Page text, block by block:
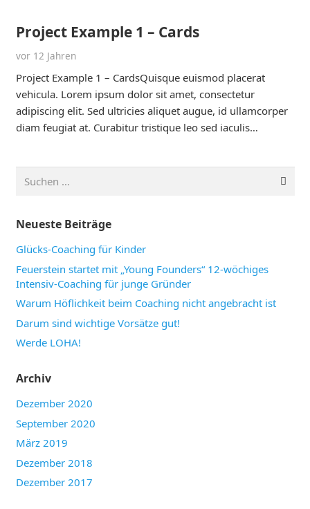
Project Example 1 – Cards
vor 12 Jahren
Project Example 1 – CardsQuisque euismod placerat
vehicula. Lorem ipsum dolor sit amet, consectetur
adipiscing elit. Sed ultricies aliquet augue, id ullamcorper
diam feugiat at. Curabitur tristique leo sed iaculis…
Suchen
Neueste Beiträge
Glücks-Coaching für Kinder
Feuerstein startet mit „Young Founders“ 12-wöchiges
Intensiv-Coaching für junge Gründer
Warum Höflichkeit beim Coaching nicht angebracht ist
Darum sind wichtige Vorsätze gut!
Werde LOHA!
Archiv
Dezember 2020
September 2020
März 2019
Dezember 2018
Dezember 2017